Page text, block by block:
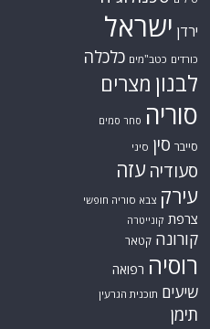
ירדן ישראל
כורדים כטב"מים כלכלה
לבנון מצרים
סוריה סחר סמים
סייבר סין סיני
סעודיה עזה
עירק צבא סוריה חופשי
צרפת קונייטרה
קורונה קטאר
רוסיה רפואה
שיעים תוכנית הגרעין
תימן